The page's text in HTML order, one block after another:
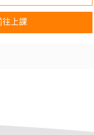
往上課